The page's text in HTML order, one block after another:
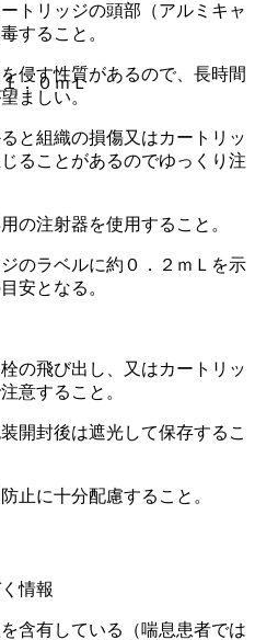
．０ｍＬ
トリッジの頭部（アルミキャ
すること。
侵す性質があるので、長時間
ましい。
と組織の損傷又はカートリッ
ることがあるのでゆっくり注
の注射器を使用すること。
のラベルに約０．２ｍＬを示
安となる。
の飛び出し、又はカートリッ
意すること。
開封後は遮光して保存するこ
止に十分配慮すること。
情報
含有している（喘息患者では